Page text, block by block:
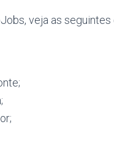
veja as